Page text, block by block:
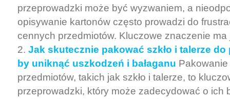
przeprowadzki może być wyzwaniem, a
opisywanie kartonów często prowadzi do
cennych przedmiotów. Kluczowe znaczenie ma
Jak skutecznie pakować szkło i talerze
by uniknąć uszkodzeń i bałaganu
przedmiotów, takich jak szkło i talerze, to
przeprowadzki, który może zadecydować o ich